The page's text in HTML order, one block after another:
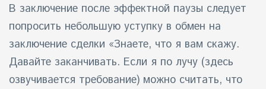
В заключение после эффектной паузы следует
попросить небольшую уступку в обмен на
заключение сделки «Знаете, что я вам скажу.
Давайте заканчивать. Если я по лучу (здесь
озвучивается требование) можно считать, что